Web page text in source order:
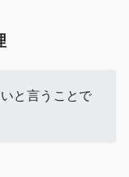
と言うことで